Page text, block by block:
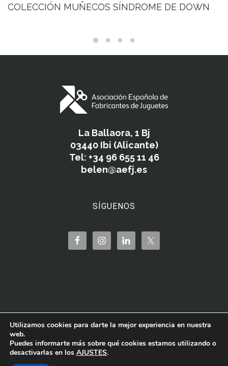
COLECCIÓN MUÑECOS SÍNDROME DE DOWN
La Ballaora, 1 Bj
03440 Ibi (Alicante)
Tel: +34 96 655 11 46
belen@aefj.es
SÍGUENOS
Utilizamos cookies para darte la mejor experiencia en nuestra
web.
Puedes informarte más sobre qué cookies estamos utilizando o
desactivarlas en los AJUSTES.